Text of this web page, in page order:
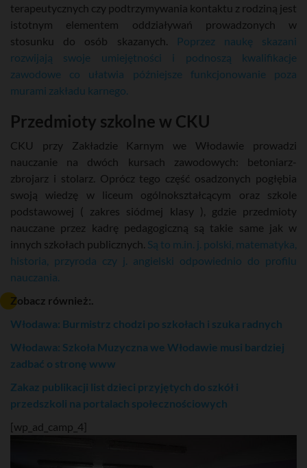
terapeutycznych czy podtrzymywania kontaktu z rodziną jest
istotnym elementem oddziaływań prowadzonych w
stosunku do osób skazanych.
Poprzez naukę skazani
rozwijają swoje umiejętności i podnoszą kwalifikacje
zawodowe co ułatwia późniejsze funkcjonowanie poza
murami zakładu karnego.
Przedmioty szkolne w CKU
CKU przy Zakładzie Karnym we Włodawie prowadzi
nauczanie na dwóch kursach zawodowych: betoniarz-
zbrojarz i stolarz. Oprócz tego część osadzonych pogłębia
swoją wiedzę w liceum ogólnokształcącym oraz szkole
podstawowej ( zakres siódmej klasy ), gdzie przedmioty
nauczane przez kadrę pedagogiczną są takie same jak w
innych szkołach publicznych. Są to m.in. j. polski, matematyka,
historia, przyroda czy j. angielski odpowiednio do profilu
nauczania.
Zobacz również:.
Włodawa: Burmistrz chodzi po szkołach i szuka radnych
Włodawa: Szkoła Muzyczna we Włodawie musi bardziej
zadbać o stronę www
Zakaz publikacji list dzieci przyjętych do szkół i
przedszkoli na portalach społecznościowych
[wp_ad_camp_4]